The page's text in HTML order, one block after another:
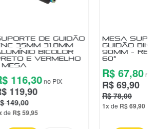
MESA SUPORTE DE
GUIDÃO BIKE 31.8 X
90MM - REGULÁVEL
60°
no PIX
R$ 69,90